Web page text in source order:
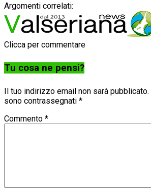
Argomenti correlati:
Clicca per commentare
Tu cosa ne pensi?
Il tuo indirizzo email non sarà pubblicato.
sono contrassegnati *
Commento *